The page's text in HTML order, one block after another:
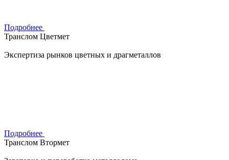
Подробнее
Транслом Цветмет
Экспертиза рынков цветных и драгметаллов
Подробнее
Транслом Втормет